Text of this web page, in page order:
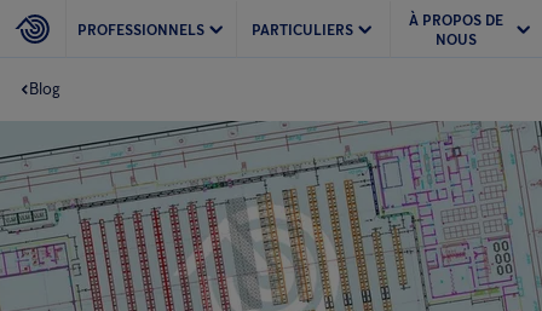
PROFESSIONNELS PARTICULIERS
À PROPOS DE
NOUS
Blog